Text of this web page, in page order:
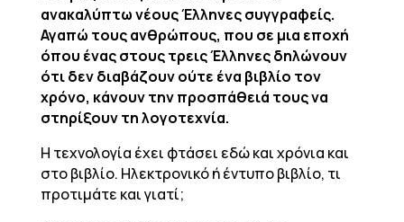
ανακαλύπτω νέους Έλληνες συγγραφείς.
Αγαπώ τους ανθρώπους, που σε μια εποχή
όπου ένας στους τρεις Έλληνες δηλώνουν
ότι δεν διαβάζουν ούτε ένα βιβλίο τον
χρόνο, κάνουν την προσπάθειά τους να
στηρίξουν τη λογοτεχνία.
Η τεχνολογία έχει φτάσει εδώ και χρόνια και
στο βιβλίο. Ηλεκτρονικό ή έντυπο βιβλίο, τι
προτιμάτε και γιατί;